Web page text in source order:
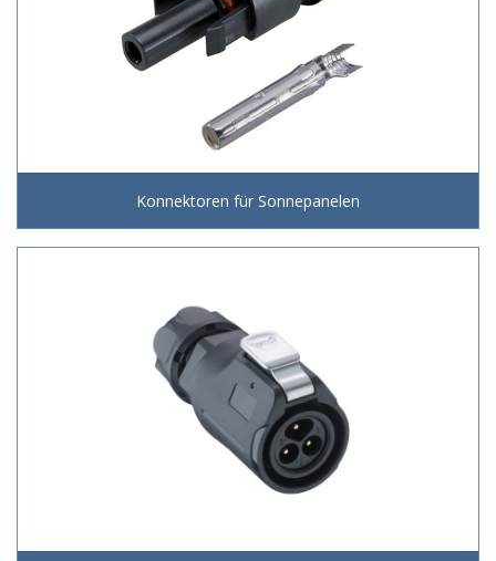
Konnektoren für Sonnepanelen